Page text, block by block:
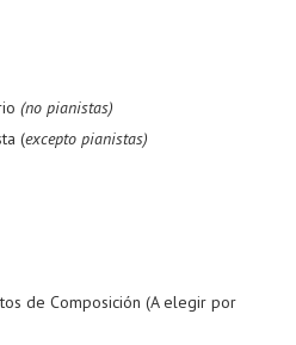
(no pianistas)
(excepto pianistas)
de Composición (A elegir por